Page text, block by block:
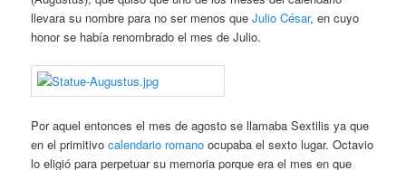
llevara su nombre para no ser menos queJulio César, en cuyo
honor se había renombrado el mes de Julio.
Por aquel entonces el mes de agosto se llamaba Sextilis ya que
en el primitivocalendario romano ocupaba el sexto lugar. Octavio
lo eligió para perpetuar su memoria porque era el mes en que